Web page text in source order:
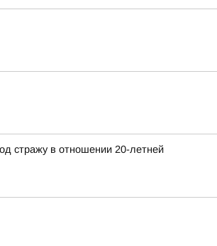
стражу в отношении 20-летней